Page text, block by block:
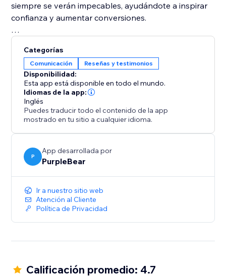
siempre se verán impecables, ayudándote a inspirar
confianza y aumentar conversiones.
fortalecer la credibilidad de tu marca.
Aumenta las ventas: utiliza el feedback de los clientes
para fomentar reservas y compras.
Mejora el SEO: el contenido fresco generado por los
usuarios puede mejorar los rankings de búsqueda.
Incrementa el compromiso: cautiva a los visitantes
con exhibiciones de testimonios llamativas.
Comienza a mostrar tus reseñas de Facebook hoy y
convierte el feedback de los clientes en ventas.
Categorías
Comunicación Reseñas y testimonios
Disponibilidad:
Esta app está disponible en todo el mundo.
Idiomas de la app:
Inglés
Puedes traducir todo el contenido de la app
mostrado en tu sitio a cualquier idioma.
P
App desarrollada por
PurpleBear
Ir a nuestro sitio web
Atención al Cliente
Política de Privacidad
Calificación promedio: 4.7